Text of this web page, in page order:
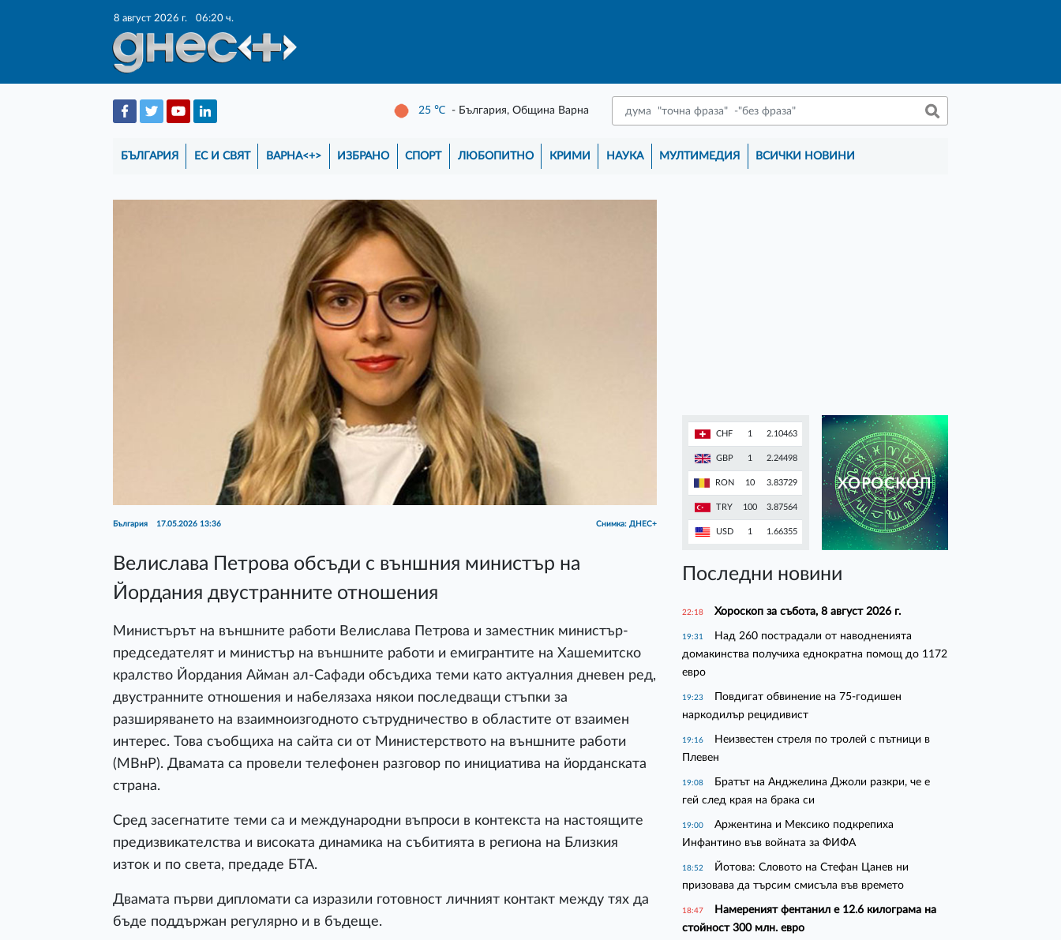
8 август 2026 г. 06:20 ч.
25 ℃ - България, Община Варна
БЪЛГАРИЯ ЕС И СВЯТ ВАРНА<+> ИЗБРАНО СПОРТ ЛЮБОПИТНО КРИМИ НАУКА МУЛТИМЕДИЯ ВСИЧКИ НОВИНИ
България 17.05.2026 13:36 Снимка: ДНЕС+
Велислава Петрова обсъди с външния министър на
Йордания двустранните отношения
Министърът на външните работи Велислава Петрова и заместник министър-
председателят и министър на външните работи и емигрантите на Хашемитско
кралство Йордания Айман ал-Сафади обсъдиха теми като актуалния дневен ред,
двустранните отношения и набелязаха някои последващи стъпки за
разширяването на взаимноизгодното сътрудничество в областите от взаимен
интерес. Това съобщиха на сайта си от Министерството на външните работи
(МВнР). Двамата са провели телефонен разговор по инициатива на йорданската
страна.
Сред засегнатите теми са и международни въпроси в контекста на настоящите
предизвикателства и високата динамика на събитията в региона на Близкия
изток и по света, предаде БТА.
Двамата първи дипломати са изразили готовност личният контакт между тях да
бъде поддържан регулярно и в бъдеще.
CHF 1 2.10463
GBP 1 2.24498
RON 10 3.83729
TRY 100 3.87564
USD 1 1.66355
ХОРОСКОП
Последни новини
22:18 Хороскоп за събота, 8 август 2026 г.
19:31
Над 260 пострадали от наводненията
домакинства получиха еднократна помощ до 1172
евро
19:23
Повдигат обвинение на 75-годишен
наркодилър рецидивист
19:16
Неизвестен стреля по тролей с пътници в
Плевен
19:08
Братът на Анджелина Джоли разкри, че е
гей след края на брака си
19:00
Аржентина и Мексико подкрепиха
Инфантино във войната за ФИФА
18:52
Йотова: Словото на Стефан Цанев ни
призовава да търсим смисъла във времето
18:47
Намереният фентанил е 12.6 килограма на
стойност 300 млн. евро